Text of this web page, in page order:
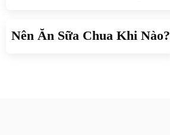
Nên Ăn Sữa Chua Khi Nào?